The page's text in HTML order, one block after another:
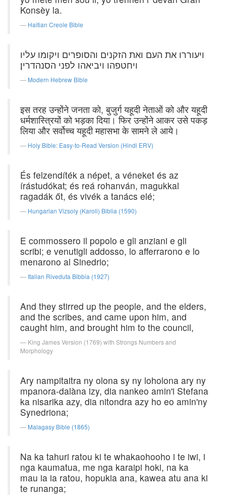
Konsèy la.
Haitian Creole Bible
ויעוררו את העם ואת הזקנים והסופרים ויקומו עליו
ויחטפהו ויביאהו לפני הסנהדרין׃
Modern Hebrew Bible
इस तरह उन्होंने जनता को, बुजुर्ग यहूदी नेताओं को और यहूदी
धर्मशास्त्रियों को भड़का दिया। फिर उन्होंने आकर उसे पकड़
लिया और सर्वोच्च यहूदी महासभा के सामने ले आये।
Holy Bible: Easy-to-Read Version (Hindi ERV)
És felzendíték a népet, a véneket és az
írástudókat; és reá rohanván, magukkal
ragadák őt, és vivék a tanács elé;
Hungarian Vizsoly (Karoli) Biblia (1590)
E commossero il popolo e gli anziani e gli
scribi; e venutigli addosso, lo afferrarono e lo
menarono al Sinedrio;
Italian Riveduta Bibbia (1927)
And they stirred up the people, and the elders,
and the scribes, and came upon him, and
caught him, and brought him to the council,
King James Version (1769) with Strongs Numbers and
Morphology
Ary nampitaitra ny olona sy ny loholona ary ny
mpanora-dalàna izy, dia nankeo amin'i Stefana
ka nisarika azy, dia nitondra azy ho eo amin'ny
Synedriona;
Malagasy Bible (1865)
Na ka tahuri ratou ki te whakaohooho i te iwi, i
nga kaumatua, me nga karaipi hoki, na ka
mau ia ia ratou, hopukia ana, kawea atu ana ki
te runanga;